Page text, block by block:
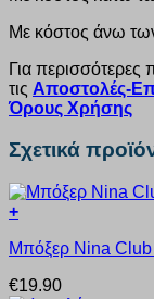
Με κόστος άνω
Για περισσότερες
τις Αποστολές-
Όρους Χρήσης
Σχετικά
+
το
έχει
Μπόξερ Nina Club
€19.90